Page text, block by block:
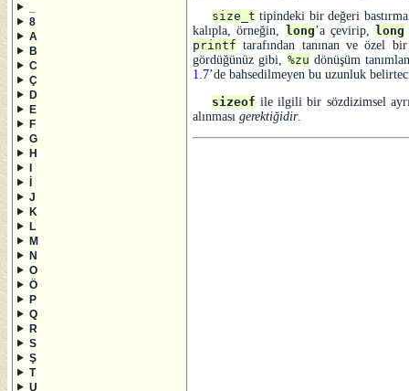
8
A
B
C
Ç
D
E
F
G
H
I
İ
J
K
L
M
N
O
Ö
P
Q
R
S
Ş
T
U
size_t tipindeki bir değeri
kalıpla, örneğin,
long’a çevirip, long
printf tarafından tanınan ve özel
gördüğünüz gibi, %zu dönüşüm
1.7’de bahsedilmeyen bu uzunluk
sizeof ile ilgili bir sözdizimsel
alınması gerektiğidir.